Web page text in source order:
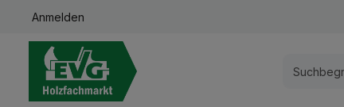
Zur Hauptnavigation springen
Anmelden